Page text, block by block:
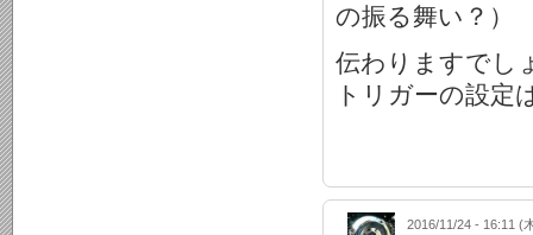
の振る舞い？）
伝わりますでし
トリガーの設定
2016/11/24 - 16:11 (